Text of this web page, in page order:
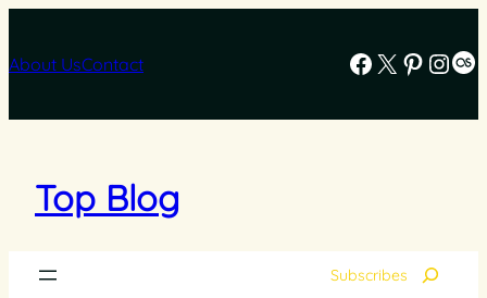
content
About UsContact Facebook
X
Top Blog
Subscribes Search